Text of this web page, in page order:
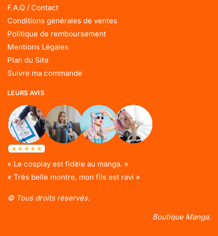
F.A.Q / Contact
Conditions générales de ventes
Politique de remboursement
Mentions Légales
Plan du Site
Suivre ma commande
LEURS AVIS
« Le cosplay est fidèle au manga. »
« Très belle montre, mon fils est ravi »
© Tous droits réservés.
Boutique Manga.